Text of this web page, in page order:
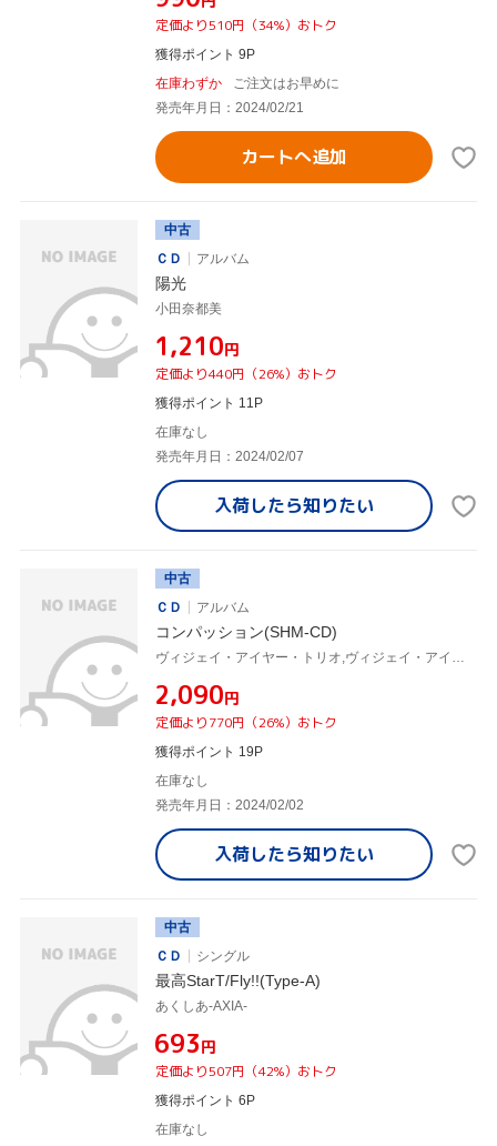
定価より510円（34%）おトク
獲得ポイント 9P
在庫わずか
ご注文はお早めに
発売年月日：2024/02/21
カートへ追加
中古
ＣＤ
アルバム
陽光
小田奈都美
¥1,210円
定価より440円（26%）おトク
獲得ポイント 11P
在庫なし
発売年月日：2024/02/07
入荷したら知りたい
中古
ＣＤ
アルバム
コンパッション(SHM-CD)
ヴィジェイ・アイヤー・トリオ,ヴィジェイ・アイヤー,リンダ・メイ・ハン・オー,タイショーン・ソーリー
¥2,090円
定価より770円（26%）おトク
獲得ポイント 19P
在庫なし
発売年月日：2024/02/02
入荷したら知りたい
中古
ＣＤ
シングル
最高StarT/Fly!!(Type-A)
あくしあ-AXIA-
¥693円
定価より507円（42%）おトク
獲得ポイント 6P
在庫なし